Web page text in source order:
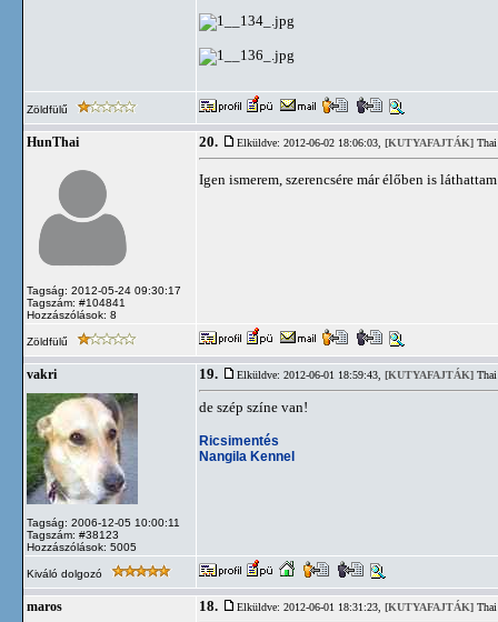
Zöldfülű
HunThai
Tagság: 2012-05-24 09:30:17
Tagszám: #104841
Hozzászólások: 8
20. Elküldve: 2012-06-02 18:06:03, [KUTYAFAJTÁK]
Igen ismerem, szerencsére már élőben is
Zöldfülű
vakri
Tagság: 2006-12-05 10:00:11
Tagszám: #38123
Hozzászólások: 5005
19. Elküldve: 2012-06-01 18:59:43, [KUTYAFAJTÁK]
de szép színe van!
Ricsimentés
Nangila Kennel
Kiváló dolgozó
maros 18. Elküldve: 2012-06-01 18:31:23, [KUTYAFAJTÁK]